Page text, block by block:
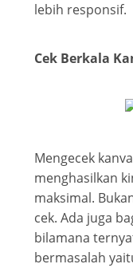
lebih responsif.
Cek Berkala
Mengecek
menghasilkan
maksimal.
cek. Ada juga
bilamana
bermasalah